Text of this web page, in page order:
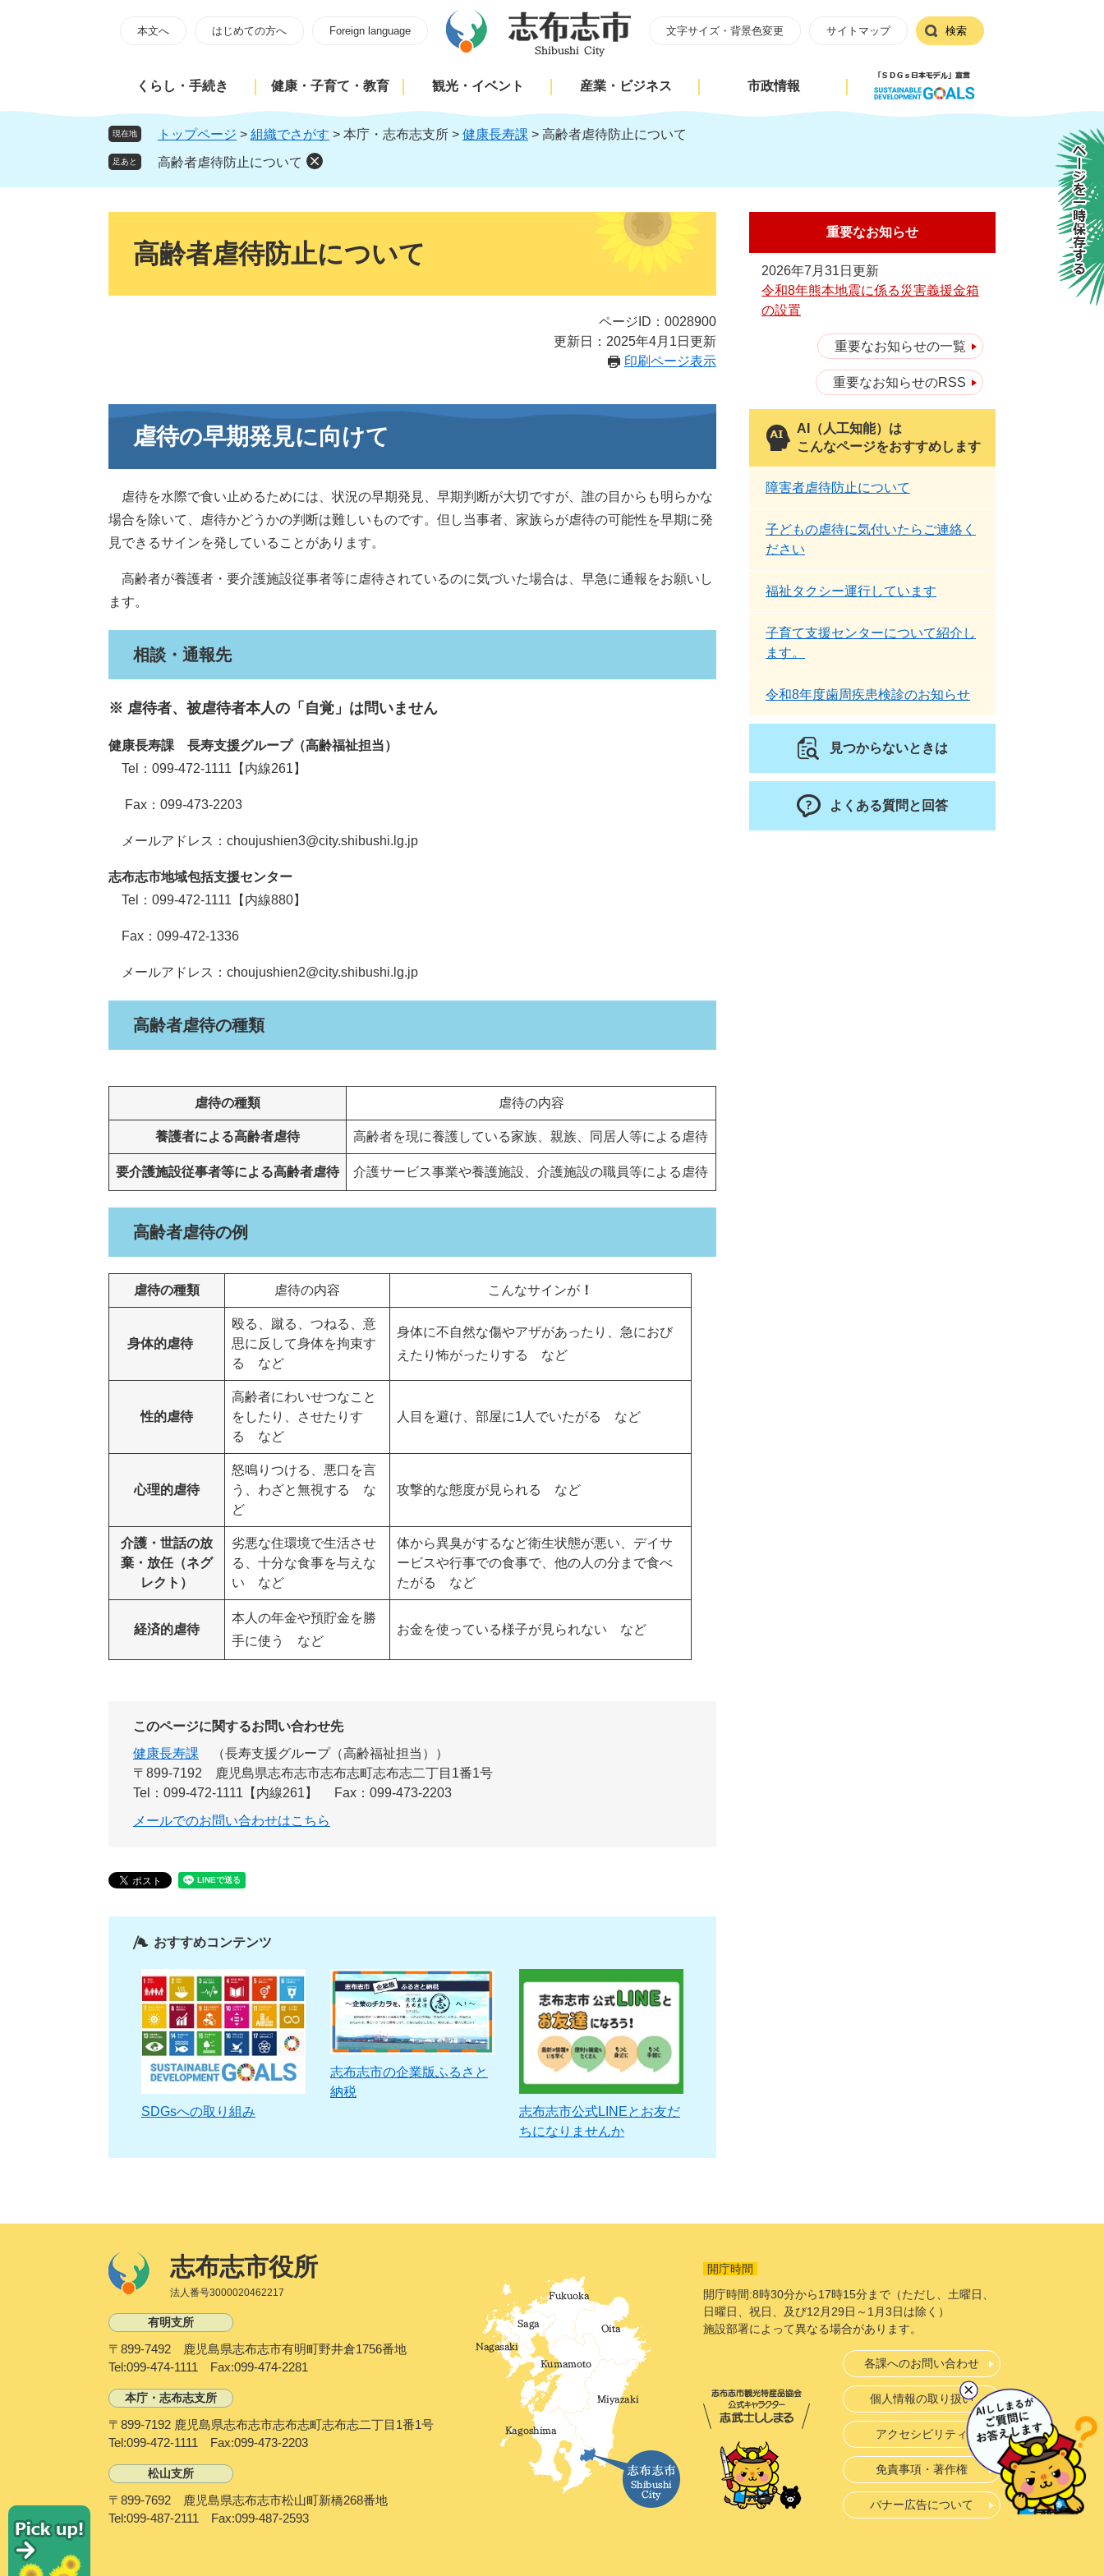
頭
飛
本
本文へ はじめての方へ Foreign language 文字サイズ・背景色変更 サイトマップ 検索
くらし・手続き 健康・子育て・教育 観光・イベント 産業・ビジネス 市政情報
現在地 トップページ > 組織でさがす > 本庁・志布志支所 > 健康長寿課 > 高齢者虐待防止について
足あと 高齢者虐待防止について
高齢者虐待防止について
ページID：0028900
更新日：2025年4月1日更新
印刷ページ表示
虐待の早期発見に向けて
虐待を水際で食い止めるためには、状況の早期発見、早期判断が大切ですが、誰の目からも明らかな
場合を除いて、虐待かどうかの判断は難しいものです。但し当事者、家族らが虐待の可能性を早期に発
見できるサインを発していることがあります。
高齢者が養護者・要介護施設従事者等に虐待されているのに気づいた場合は、早急に通報をお願いし
ます。
相談・通報先
※ 虐待者、被虐待者本人の「自覚」は問いません
健康長寿課 長寿支援グループ（高齢福祉担当）
Tel：099-472-1111【内線261】
Fax：099-473-2203
メールアドレス：choujushien3@city.shibushi.lg.jp
志布志市地域包括支援センター
Tel：099-472-1111【内線880】
Fax：099-472-1336
メールアドレス：choujushien2@city.shibushi.lg.jp
高齢者虐待の種類
虐待の種類 虐待の内容
養護者による高齢者虐待 高齢者を現に養護している家族、親族、同居人等による虐待
要介護施設従事者等による高齢者虐待 介護サービス事業や養護施設、介護施設の職員等による虐待
高齢者虐待の例
虐待の種類 虐待の内容 こんなサインが​ ！
身体的虐待
殴る、蹴る、つねる、意
思に反して身体を拘束す
る など
身体に不自然な傷やアザがあったり、急におび
えたり怖がったりする など
性的虐待
高齢者にわいせつなこと
をしたり、させたりす
る など
人目を避け、部屋に1人でいたがる など
心理的虐待
怒鳴りつける、悪口を言
う、わざと無視する な
ど
攻撃的な態度が見られる など
介護・世話の放
棄・放任（ネグ
レクト）
劣悪な住環境で生活させ
る、十分な食事を与えな
い など
体から異臭がするなど衛生状態が悪い、デイサ
ービスや行事での食事で、他の人の分まで食べ
たがる など
経済的虐待
本人の年金や預貯金を勝
手に使う など
お金を使っている様子が見られない など
このページに関するお問い合わせ先
健康長寿課
長寿支援グループ（高齢福祉担当）
〒899-7192
鹿児島県志布志市志布志町志布志二丁目1番1号
Tel：099-472-1111【内線261】
Fax：099-473-2203
メールでのお問い合わせはこちら
おすすめコンテンツ
SDGsへの取り組み
志布志市の企業版ふるさと
納税
志布志市公式LINEとお友だ
ちになりませんか
重要なお知らせ
2026年7月31日更新
令和8年熊本地震に係る災害義援金箱
の設置
重要なお知らせの一覧
重要なお知らせのRSS
AI（人工知能）は
こんなページをおすすめします
障害者虐待防止について
子どもの虐待に気付いたらご連絡く
ださい
福祉タクシー運行しています
子育て支援センターについて紹介し
ます。
令和8年度歯周疾患検診のお知らせ
見つからないときは
よくある質問と回答
志布志市役所
法人番号3000020462217
有明支所
〒899-7492 鹿児島県志布志市有明町野井倉1756番地
Tel:099-474-1111 Fax:099-474-2281
本庁・志布志支所
〒899-7192 鹿児島県志布志市志布志町志布志二丁目1番1号
Tel:099-472-1111 Fax:099-473-2203
松山支所
〒899-7692 鹿児島県志布志市松山町新橋268番地
Tel:099-487-2111 Fax:099-487-2593
開庁時間
開庁時間:8時30分から17時15分まで（ただし、土曜日、
日曜日、祝日、及び12月29日～1月3日は除く）
施設部署によって異なる場合があります。
各課へのお問い合わせ
個人情報の取り扱い
アクセシビリティ
免責事項・著作権
バナー広告について
P
c
ページを一時保存する